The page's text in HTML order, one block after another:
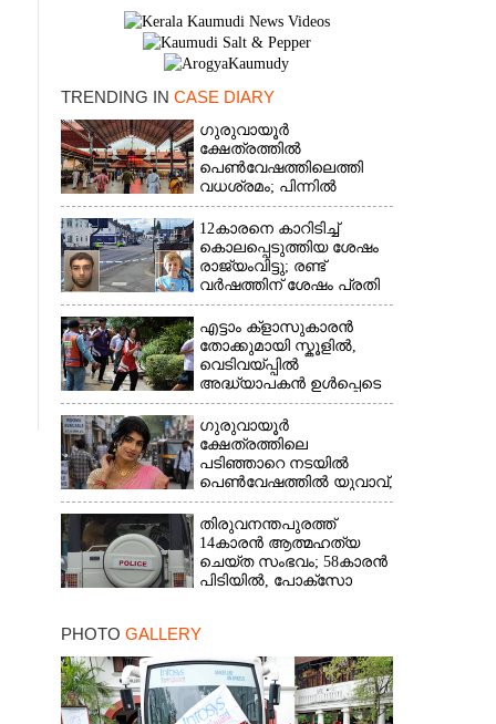
TRENDING IN CASE DIARY
ഗുരുവായൂർ
ക്ഷേത്രത്തിൽ
പെൺവേഷത്തിലെത്തി
വധശ്രമം; പിന്നിൽ
വിദേശത്തുള്ള ഭാര്യക്ക്
ചിത്രങ്ങൾ അയച്ചതിലെ
പക
12കാരനെ കാറിടിച്ച്
കൊലപ്പെടുത്തിയ ശേഷം
രാജ്യംവിട്ടു; രണ്ട്
വർഷത്തിന് ശേഷം പ്രതി
പിടിയിൽ
എട്ടാം ക്ളാസുകാരൻ
തോക്കുമായി സ്കൂളിൽ,
വെടിവയ്പ്പിൽ
അദ്ധ്യാപകൻ ഉൾപ്പെടെ
രണ്ടുമരണം; 15 പേർക്ക്
പരിക്ക്
ഗുരുവായൂർ
ക്ഷേത്രത്തിലെ
പടിഞ്ഞാറെ നടയിൽ
പെൺവേഷത്തിൽ യുവാവ്,​
കസ്റ്റഡിയിലെടുത്തപ്പോൾ
തെളിഞ്ഞത്
വൻഗൂഢാലോചന
തിരുവനന്തപുരത്ത്
14കാരൻ ആത്മഹത്യ
ചെയ്ത സംഭവം; 58കാരൻ
പിടിയിൽ, പോക്‌സോ
PHOTO GALLERY
×